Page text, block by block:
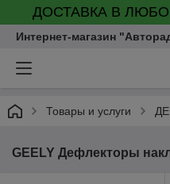
ДОСТАВКА В
Интернет-магазин
Товары и услуги
GEELY Дефлекторы